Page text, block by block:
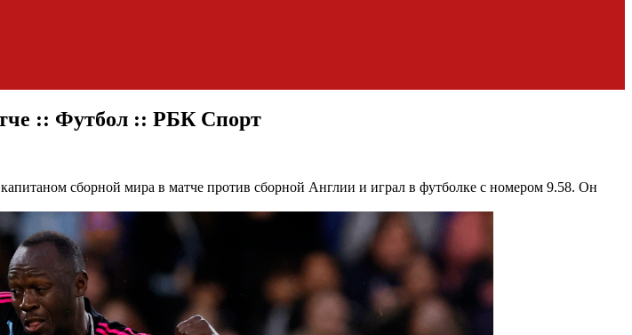
:: Футбол :: РБК Спорт
сборной мира в матче против сборной Англии и играл в футболке с номером 9.58. Он